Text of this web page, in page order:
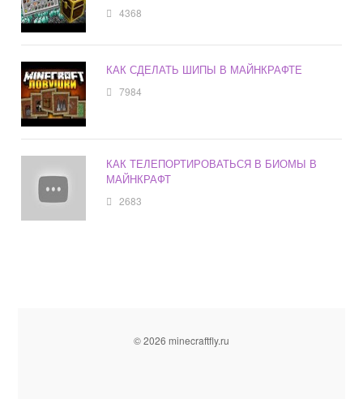
4368
КАК СДЕЛАТЬ ШИПЫ В МАЙНКРАФТЕ
7984
КАК ТЕЛЕПОРТИРОВАТЬСЯ В БИОМЫ В
МАЙНКРАФТ
2683
© 2026 minecraftfly.ru